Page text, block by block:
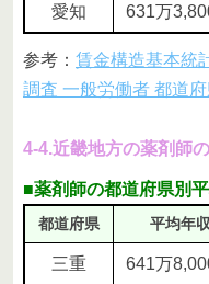
愛知 631万
参考： 賃金構造基本統
調査 一般労働者 都道
4-4.近畿地方の薬剤師
■薬剤師の都道府県別
都道府県 平均年収
三重 641万